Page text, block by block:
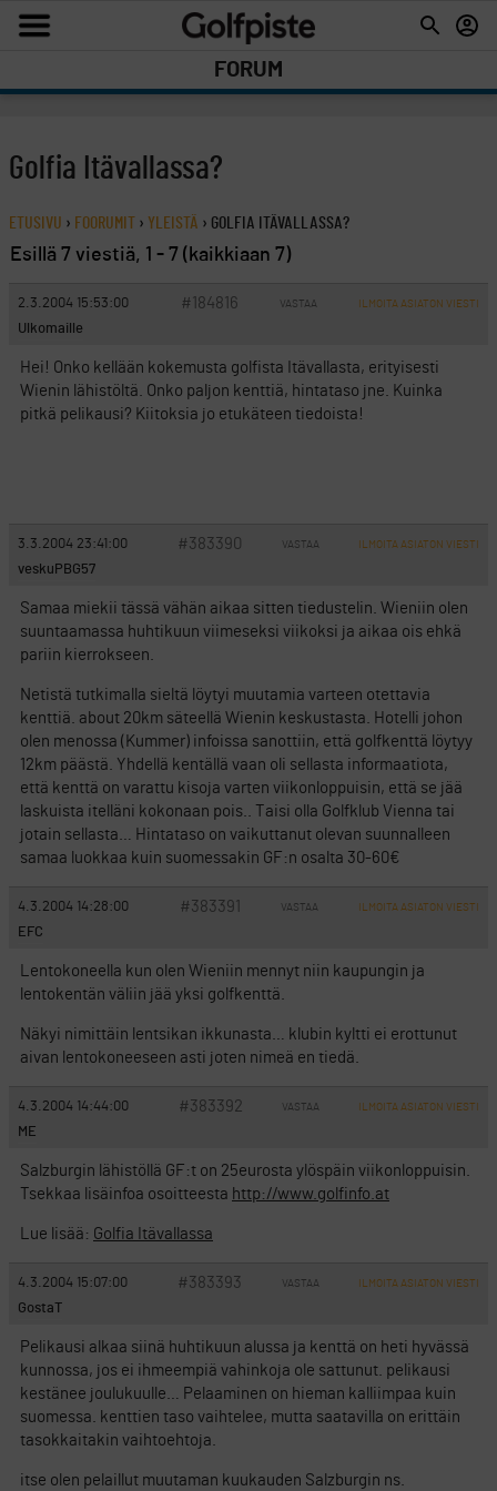
FORUM
Golfia Itävallassa?
ETUSIVU › FOORUMIT › YLEISTÄ › GOLFIA ITÄVALLASSA?
Esillä 7 viestiä, 1 - 7 (kaikkiaan 7)
2.3.2004 15:53:00 #184816 VASTAA ILMOITA ASIATON VIESTI
Ulkomaille
Hei! Onko kellään kokemusta golfista Itävallasta, erityisesti
Wienin lähistöltä. Onko paljon kenttiä, hintataso jne. Kuinka
pitkä pelikausi? Kiitoksia jo etukäteen tiedoista!
3.3.2004 23:41:00 #383390 VASTAA ILMOITA ASIATON VIESTI
veskuPBG57
Samaa miekii tässä vähän aikaa sitten tiedustelin. Wieniin olen
suuntaamassa huhtikuun viimeseksi viikoksi ja aikaa ois ehkä
pariin kierrokseen.
Netistä tutkimalla sieltä löytyi muutamia varteen otettavia
kenttiä. about 20km säteellä Wienin keskustasta. Hotelli johon
olen menossa (Kummer) infoissa sanottiin, että golfkenttä löytyy
12km päästä. Yhdellä kentällä vaan oli sellasta informaatiota,
että kenttä on varattu kisoja varten viikonloppuisin, että se jää
laskuista itelläni kokonaan pois.. Taisi olla Golfklub Vienna tai
jotain sellasta… Hintataso on vaikuttanut olevan suunnalleen
samaa luokkaa kuin suomessakin GF:n osalta 30-60€
4.3.2004 14:28:00 #383391 VASTAA ILMOITA ASIATON VIESTI
EFC
Lentokoneella kun olen Wieniin mennyt niin kaupungin ja
lentokentän väliin jää yksi golfkenttä.
Näkyi nimittäin lentsikan ikkunasta… klubin kyltti ei erottunut
aivan lentokoneeseen asti joten nimeä en tiedä.
4.3.2004 14:44:00 #383392 VASTAA ILMOITA ASIATON VIESTI
ME
Salzburgin lähistöllä GF:t on 25eurosta ylöspäin viikonloppuisin.
Tsekkaa lisäinfoa osoitteesta http://www.golfinfo.at
Lue lisää: Golfia Itävallassa
4.3.2004 15:07:00 #383393 VASTAA ILMOITA ASIATON VIESTI
GostaT
Pelikausi alkaa siinä huhtikuun alussa ja kenttä on heti hyvässä
kunnossa, jos ei ihmeempiä vahinkoja ole sattunut. pelikausi
kestänee joulukuulle… Pelaaminen on hieman kalliimpaa kuin
suomessa. kenttien taso vaihtelee, mutta saatavilla on erittäin
tasokkaitakin vaihtoehtoja.
itse olen pelaillut muutaman kuukauden Salzburgin ns.